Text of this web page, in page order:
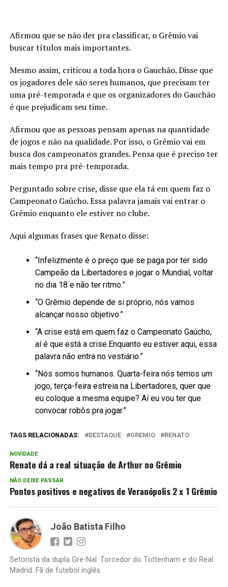
Afirmou que se não der pra classificar, o Grêmio vai
buscar títulos mais importantes.
Mesmo assim, criticou a toda hora o Gauchão. Disse que
os jogadores dele são seres humanos, que precisam ter
uma pré-temporada e que os organizadores do Gauchão
é que prejudicam seu time.
Afirmou que as pessoas pensam apenas na quantidade
de jogos e não na qualidade. Por isso, o Grêmio vai em
busca dos campeonatos grandes. Pensa que é preciso ter
mais tempo pra pré-temporada.
Perguntado sobre crise, disse que ela tá em quem faz o
Campeonato Gaúcho. Essa palavra jamais vai entrar o
Grêmio enquanto ele estiver no clube.
Aqui algumas frases que Renato disse:
“Infelizmente é o preço que se paga por ter sido
Campeão da Libertadores e jogar o Mundial, voltar
no dia 18 e não ter ritmo.”
“O Grêmio depende de si próprio, nós vamos
alcançar nosso objetivo.”
“A crise está em quem faz o Campeonato Gaúcho,
aí é que está a crise.Enquanto eu estiver aqui, essa
palavra não entra no vestiário.”
“Nós somos humanos. Quarta-feira nós temos um
jogo, terça-feira estreia na Libertadores, quer que
eu coloque a mesma equipe? Aí eu vou ter que
convocar robôs pra jogar.”
TAGS RELACIONADAS: DESTAQUE GREMIO RENATO
NOVIDADE
Renato dá a real situação de Arthur no Grêmio
NÃO DEIXE PASSAR
Pontos positivos e negativos de Veranópolis 2 x 1 Grêmio
João Batista Filho
Setorista da dupla Gre-Nal. Torcedor do Tottenham e do Real
Madrid. Fã de futebol inglês.